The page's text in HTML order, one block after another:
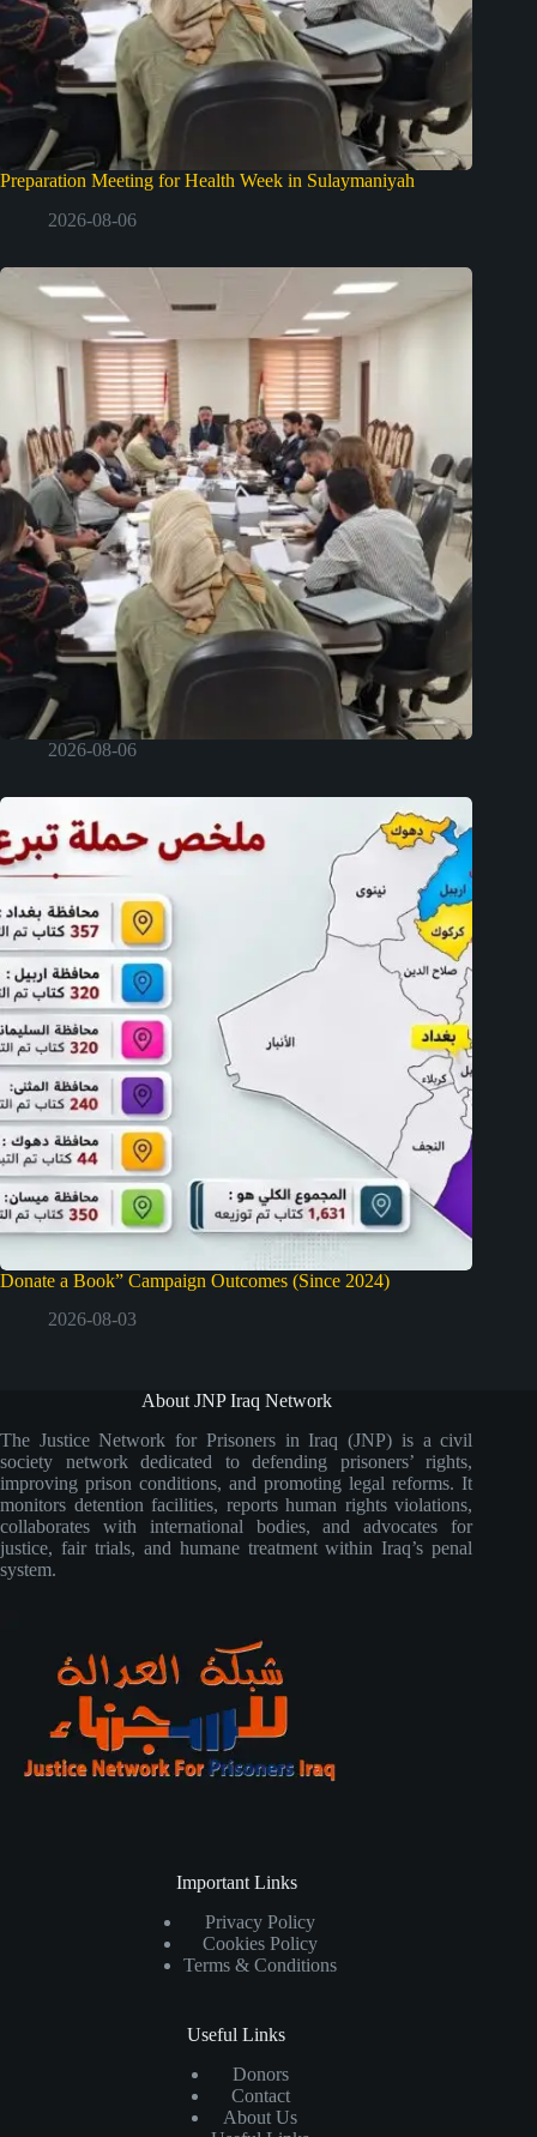
Preparation Meeting for Health Week in Sulaymaniyah
2026-08-06
2026-08-06
Donate a Book” Campaign Outcomes (Since 2024)
2026-08-03
About JNP Iraq Network
The Justice Network for Prisoners in Iraq (JNP) is a civil
society network dedicated to defending prisoners’ rights,
improving prison conditions, and promoting legal reforms. It
monitors detention facilities, reports human rights violations,
collaborates with international bodies, and advocates for
justice, fair trials, and humane treatment within Iraq’s penal
system.
Important Links
Privacy Policy
Cookies Policy
Terms & Conditions
Useful Links
Donors
Contact
About Us